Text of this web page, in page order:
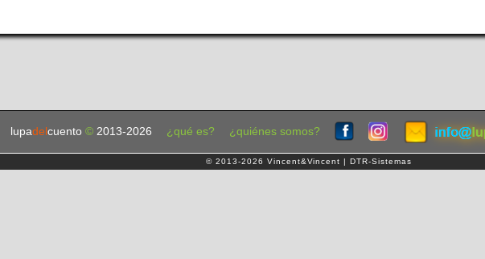
lupadel cuento © 2013-2026 ¿qué es? ¿quiénes somos?
© 2013-2026 Vincent&Vincent | DTR-Sistemas